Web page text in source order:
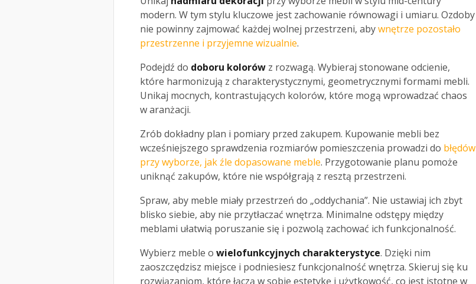
modern. W tym stylu kluczowe jest zachowanie równowagi i umiaru. Ozdoby
nie powinny zajmować każdej wolnej przestrzeni, abywnętrze pozostało
przestrzenne i przyjemne wizualnie.
Podejdź do doboru kolorów z rozwagą. Wybieraj stonowane odcienie,
które harmonizują z charakterystycznymi, geometrycznymi formami mebli.
Unikaj mocnych, kontrastujących kolorów, które mogą wprowadzać chaos
w aranżacji.
Zrób dokładny plan i pomiary przed zakupem. Kupowanie mebli bez
wcześniejszego sprawdzenia rozmiarów pomieszczenia prowadzi do błędów
przy wyborze, jak źle dopasowane meble. Przygotowanie planu pomoże
uniknąć zakupów, które nie współgrają z resztą przestrzeni.
Spraw, aby meble miały przestrzeń do „oddychania”. Nie ustawiaj ich zbyt
blisko siebie, aby nie przytłaczać wnętrza. Minimalne odstępy między
meblami ułatwią poruszanie się i pozwolą zachować ich funkcjonalność.
Wybierz meble o wielofunkcyjnych charakterystyce. Dzięki nim
zaoszczędzisz miejsce i podniesiesz funkcjonalność wnętrza. Skieruj się ku
rozwiązaniom, które łączą w sobie estetykę i użytkowość, co jest istotne w